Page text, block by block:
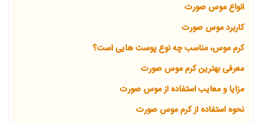
انواع موس صورت
کاربرد موس صورت
کرم موس، مناسب چه نوع پوست هایی است؟
معرفی بهترین کرم موس صورت
مزایا و معایب استفاده از موس صورت
نحوه استفاده از کرم موس صورت